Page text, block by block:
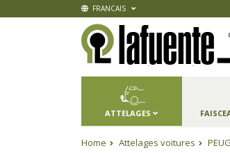
FRANCAIS
ATTELAGES
Home Attelages voitures